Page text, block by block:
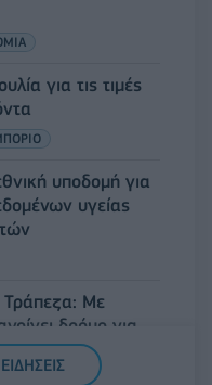
για τις τιμές
υποδομή για
υγείας
Τράπεζα: Με
δρόμο για